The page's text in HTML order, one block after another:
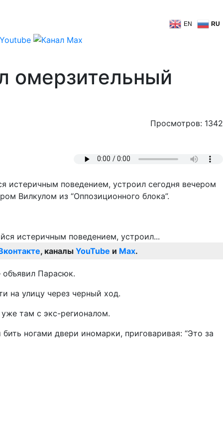
EN RU
омерзительный
Просмотров: 1342
истеричным поведением, устроил сегодня вечером
Вилкулом из “Оппозиционного блока”.
, каналы YouTube и Max.
объявил Парасюк.
на улицу через черный ход.
там с экс-регионалом.
ногами двери иномарки, приговаривая: “Это за